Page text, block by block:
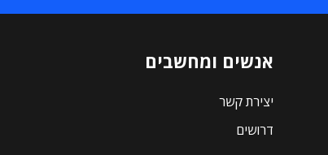
אנשים ומחשבים
יצירת קשר
דרושים